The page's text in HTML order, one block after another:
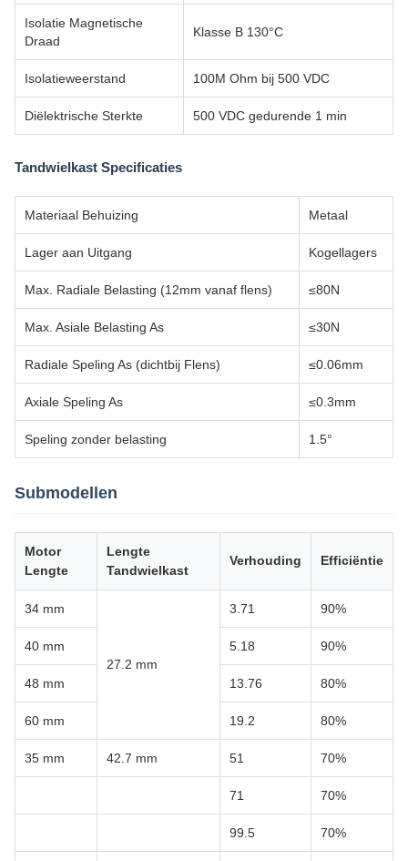
Isolatie Magnetische
Draad
Klasse B 130°C
Isolatieweerstand 100M Ohm bij 500 VDC
Diëlektrische Sterkte 500 VDC gedurende 1 min
Tandwielkast Specificaties
Materiaal Behuizing Metaal
Lager aan Uitgang Kogellagers
Max. Radiale Belasting (12mm vanaf flens) ≤80N
Max. Asiale Belasting As ≤30N
Radiale Speling As (dichtbij Flens) ≤0.06mm
Axiale Speling As ≤0.3mm
Speling zonder belasting 1.5°
Submodellen
Motor
Lengte
Lengte
Tandwielkast
Verhouding Efficiëntie
34 mm
27.2 mm
3.71 90%
40 mm 5.18 90%
48 mm 13.76 80%
60 mm 19.2 80%
35 mm 42.7 mm 51 70%
71 70%
99.5 70%